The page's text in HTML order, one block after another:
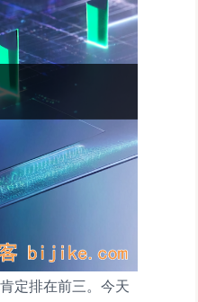
定排在前三。今天